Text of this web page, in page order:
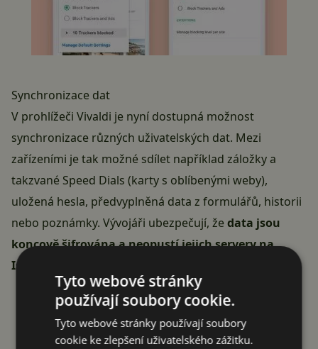
Synchronizace dat
V prohlížeči Vivaldi je nyní dostupná možnost
synchronizace různých uživatelských dat. Mezi
zařízeními je tak možné sdílet například záložky a
takzvané Speed Dials (karty s oblíbenými weby),
uložená hesla, předvyplněná data z formulářů, historii
nebo poznámky. Vývojáři ubezpečují, žedata jsou
koncově šifrována a neopustí jejich servery na
Islandu
Tyto webové stránky
používají soubory cookie.
Tyto webové stránky používají soubory
cookie ke zlepšení uživatelského zážitku.